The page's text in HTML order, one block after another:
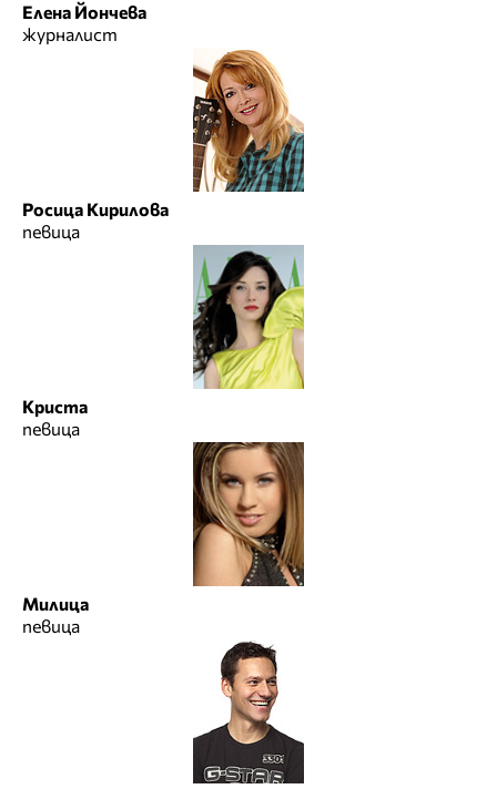
Елена Йончева
журналист
Росица Кирилова
певица
Криста
певица
Милица
певица